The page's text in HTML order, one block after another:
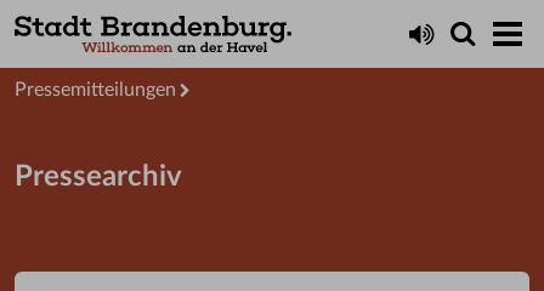
Presseservice
Pressemitteilungen
Pressearchiv